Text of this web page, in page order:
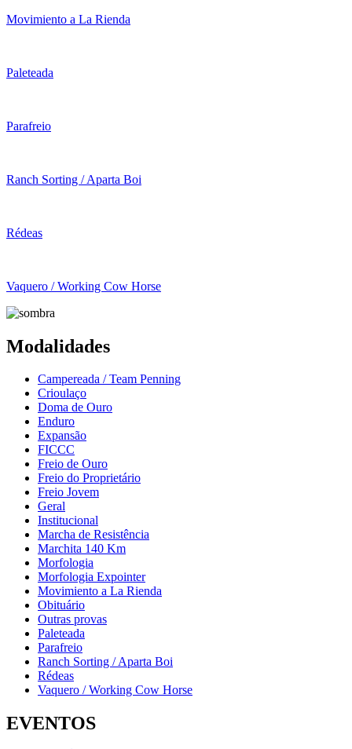
Movimiento a La Rienda
Paleteada
Parafreio
Ranch Sorting / Aparta Boi
Rédeas
Vaquero / Working Cow Horse
Modalidades
Campereada / Team Penning
Crioulaço
Doma de Ouro
Enduro
Expansão
FICCC
Freio de Ouro
Freio do Proprietário
Freio Jovem
Geral
Institucional
Marcha de Resistência
Marchita 140 Km
Morfologia
Morfologia Expointer
Movimiento a La Rienda
Obituário
Outras provas
Paleteada
Parafreio
Ranch Sorting / Aparta Boi
Rédeas
Vaquero / Working Cow Horse
EVENTOS